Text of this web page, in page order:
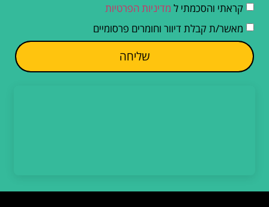
קראתי והסכמתי ל מדיניות הפרטיות
מאשר/ת קבלת דיוור וחומרים פרסומיים
שליחה